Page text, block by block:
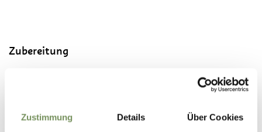
Zustimmung Details Über Cookies
Zubereitung
bodenbedeckt eingießen.